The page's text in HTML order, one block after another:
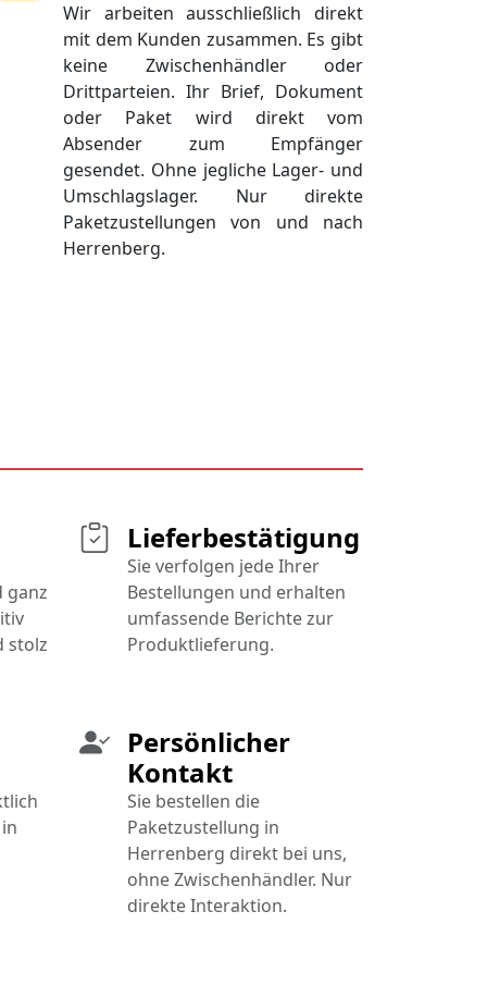
Wir arbeiten ausschließlich direkt
mit dem Kunden zusammen. Es gibt
keine Zwischenhändler oder
Drittparteien. Ihr Brief, Dokument
oder Paket wird direkt vom
Absender zum Empfänger
gesendet. Ohne jegliche Lager- und
Umschlagslager. Nur direkte
Paketzustellungen von und nach
Herrenberg.
Persönlicher
Kontakt
Sie bestellen die
Paketzustellung in
Herrenberg direkt bei uns,
ohne Zwischenhändler. Nur
direkte Interaktion.
Lieferbestätigung
Sie verfolgen jede Ihrer
Bestellungen und erhalten
umfassende Berichte zur
Produktlieferung.
ganz
stolz